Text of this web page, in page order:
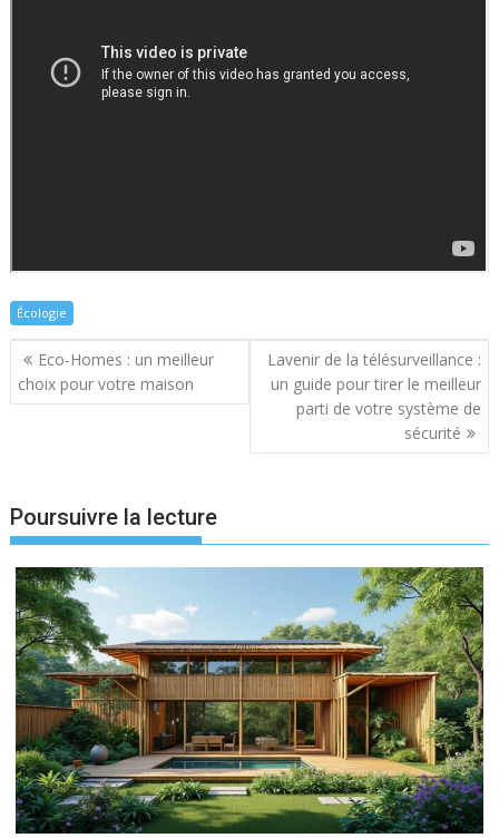
Écologie
Navigation
de
l’article
Eco-Homes : un meilleur
choix pour votre maison
Lavenir de la télésurveillance :
un guide pour tirer le meilleur
parti de votre système de
sécurité
Poursuivre la lecture